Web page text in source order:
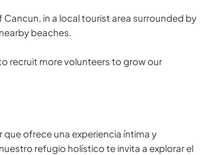
in a local tourist area surrounded by
beaches.
recruit more volunteers to grow our
ofrece una experiencia íntima y
refugio holístico te invita a explorar el